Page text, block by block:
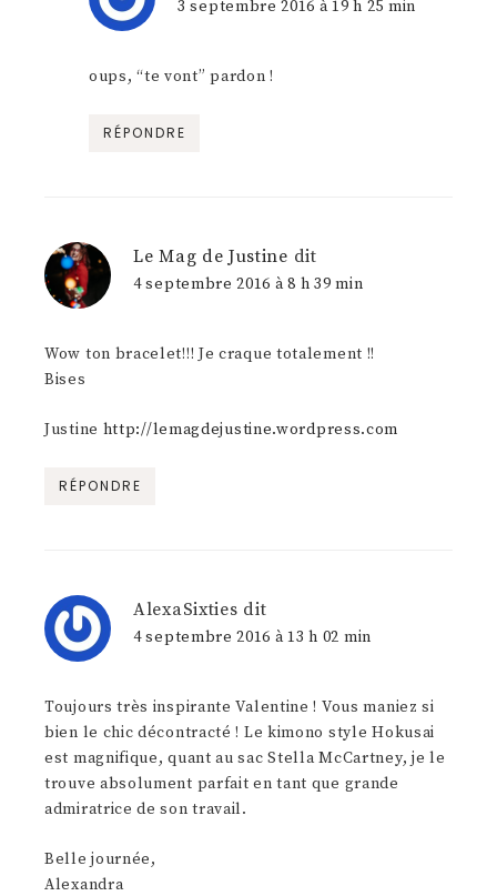
3 septembre 2016 à 19 h 25 min
oups, “te vont” pardon !
RÉPONDRE
Le Mag de Justine dit
4 septembre 2016 à 8 h 39 min
Wow ton bracelet!!! Je craque totalement !!
Bises
Justine http://lemagdejustine.wordpress.com
RÉPONDRE
AlexaSixties dit
4 septembre 2016 à 13 h 02 min
Toujours très inspirante Valentine ! Vous maniez si
bien le chic décontracté ! Le kimono style Hokusai
est magnifique, quant au sac Stella McCartney, je le
trouve absolument parfait en tant que grande
admiratrice de son travail.
Belle journée,
Alexandra